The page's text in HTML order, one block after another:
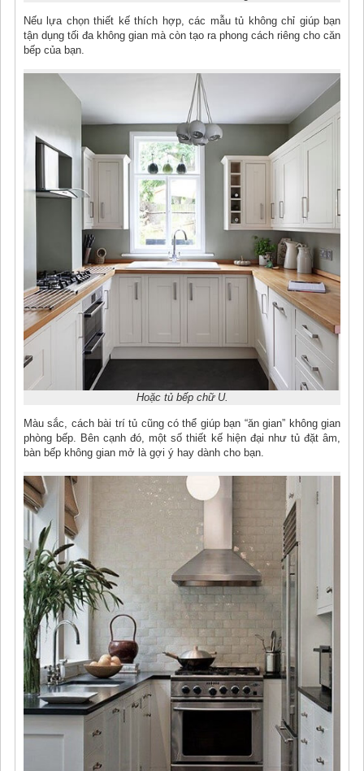
Nếu lựa chọn thiết kế thích hợp, các mẫu tủ không chỉ giúp bạn
tận dụng tối đa không gian mà còn tạo ra phong cách riêng cho căn
bếp của bạn.
Hoặc tủ bếp chữ U.
Màu sắc, cách bài trí tủ cũng có thể giúp bạn “ăn gian” không gian
phòng bếp. Bên cạnh đó, một số thiết kế hiện đại như tủ đặt âm,
bàn bếp không gian mở là gợi ý hay dành cho bạn.